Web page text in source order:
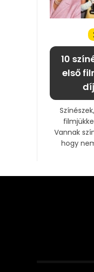
10
első
Vannak
hogy